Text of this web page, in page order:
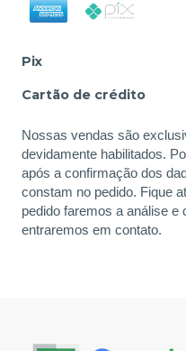
Pix
Cartão de crédito
Nossas vendas são
devidamente habilitados.
após a confirmação dos
constam no pedido. Fique
pedido faremos a análise e
entraremos em contato.